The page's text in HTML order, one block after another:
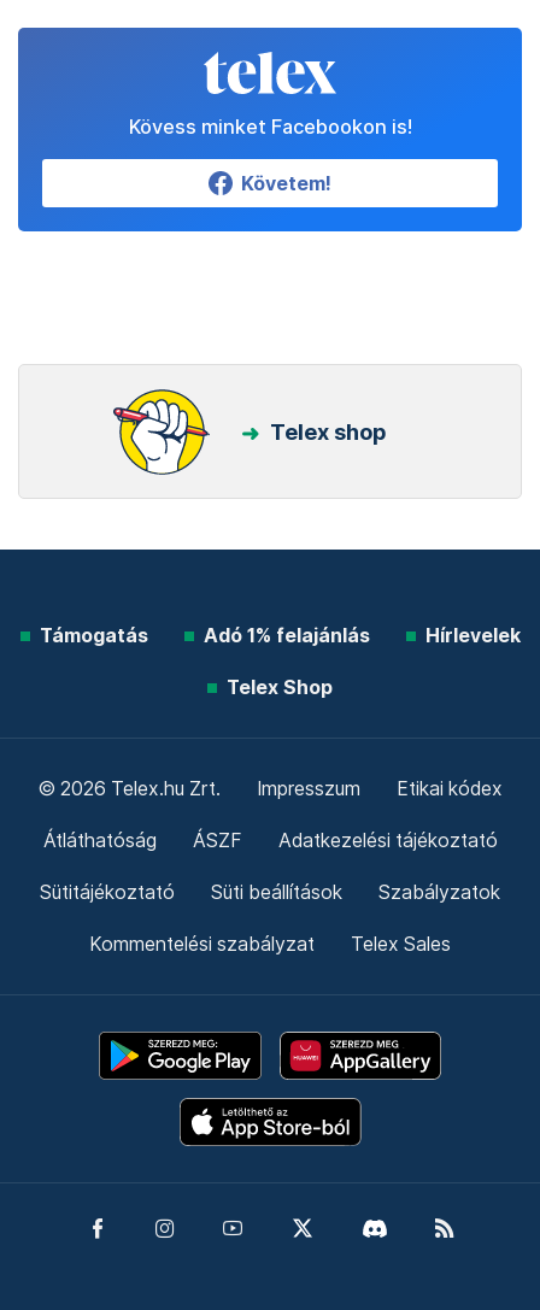
Kövess minket Facebookon is!
Követem!
Telex shop
Támogatás Adó 1% felajánlás Hírlevelek
Telex Shop
© 2026 Telex.hu Zrt. Impresszum Etikai kódex
Átláthatóság ÁSZF Adatkezelési tájékoztató
Sütitájékoztató Süti beállítások Szabályzatok
Kommentelési szabályzat Telex Sales